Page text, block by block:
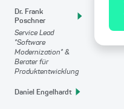
Dr. Frank
Poschner
Service Lead
"Software
Modernization" &
Berater für
Produktentwicklung
Daniel Engelhardt